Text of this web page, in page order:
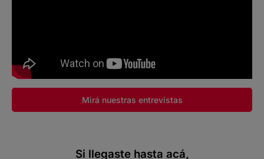
Mirá nuestras entrevistas
Si llegaste hasta acá,